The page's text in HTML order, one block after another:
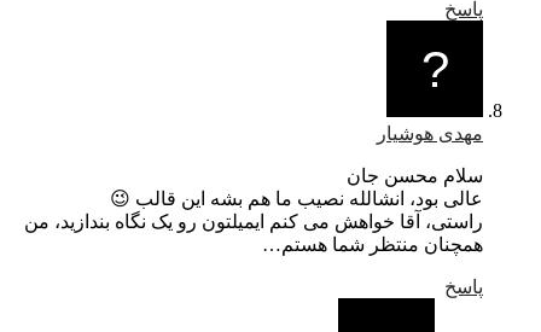
مهدی هوشیار
سلام محسن جان
عالی بود، انشالله نصیب ما هم بشه این قالب 😉
راستی، آقا خواهش می کنم ایمیلتون رو یک نگاه بندازید، من
همچنان منتظر شما هستم…